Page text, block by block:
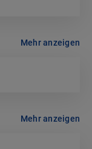
Mehr anzeigen
Mehr anzeigen